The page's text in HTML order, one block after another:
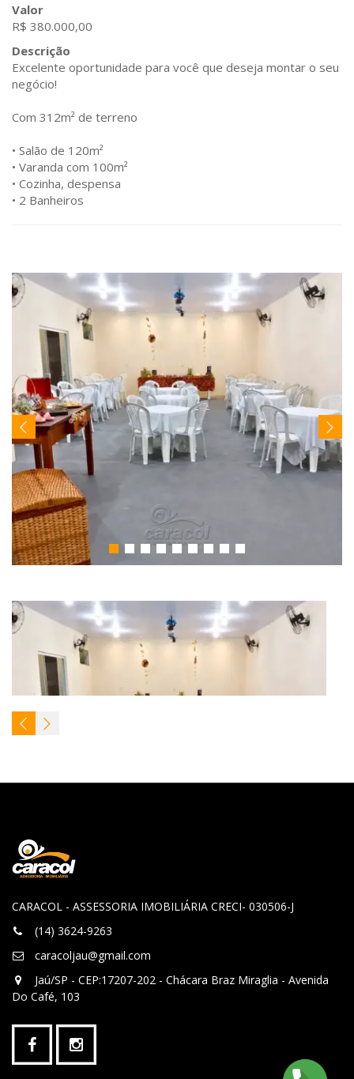
Valor
R$ 380.000,00
Descrição
Excelente oportunidade para você que deseja montar o seu
negócio!
Com 312m² de terreno
• Salão de 120m²
• Varanda com 100m²
• Cozinha, despensa
• 2 Banheiros
CARACOL - ASSESSORIA IMOBILIÁRIA CRECI- 030506-J
(14) 3624-9263
caracoljau@gmail.com
Jaú/SP - CEP:17207-202 - Chácara Braz Miraglia - Avenida
Do Café, 103